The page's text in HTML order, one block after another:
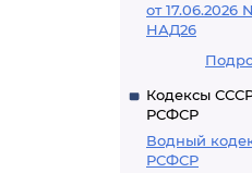
от 17.06.2026
НАД26
Кодексы
РСФСР
Водный
РСФСР